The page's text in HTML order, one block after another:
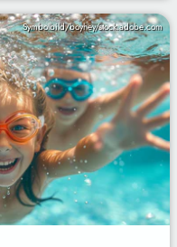
Symbolbild/boyhey/stock.adobe.com